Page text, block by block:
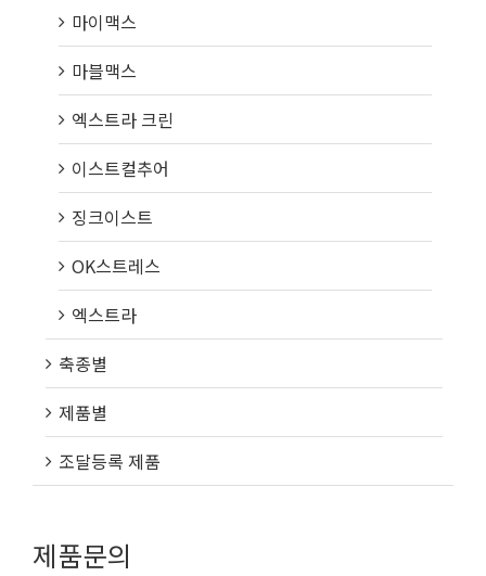
마이맥스
마블맥스
엑스트라 크린
이스트컬추어
징크이스트
OK스트레스
엑스트라
축종별
제품별
조달등록 제품
제품문의